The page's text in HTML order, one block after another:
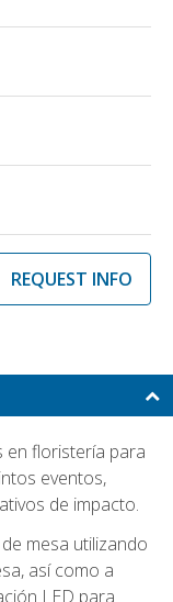
REQUEST INFO
en floristería para
eventos,
de impacto.
mesa utilizando
así como a
LED para